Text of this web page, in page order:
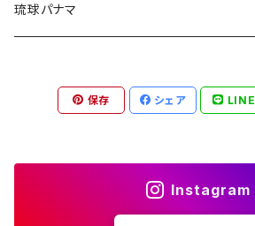
CASQUETTE / キャスケット
HUNTING / ハンチング
OTHER / その他
CAP / キャップ
KNIT / ニット
OUTLET / アウトレット
琉球パナマ
保存 シェア LINE
Instagram